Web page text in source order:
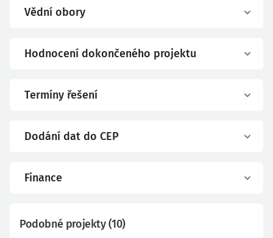
Vědní obory
Hodnocení dokončeného projektu
Termíny řešení
Dodání dat do CEP
Finance
Podobné projekty(10)